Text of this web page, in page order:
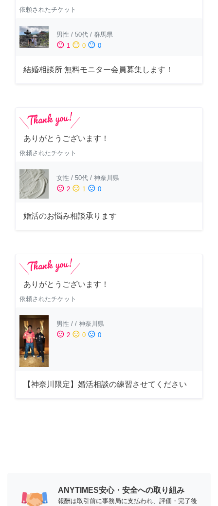
依頼されたチケット
男性 / 50代 / 群馬県
sentiment_satisfied 1 sentiment_neutral 0 sentiment_dissatisfied 0
結婚相談所 無料モニター会員募集します！
ありがとうございます！
依頼されたチケット
女性 / 50代 / 神奈川県
sentiment_satisfied 2 sentiment_neutral 1 sentiment_dissatisfied 0
婚活のお悩み相談承ります
ありがとうございます！
依頼されたチケット
男性 / / 神奈川県
sentiment_satisfied 2 sentiment_neutral 0 sentiment_dissatisfied 0
【神奈川限定】婚活相談の練習させてください
ANYTIMES安心・安全への取り組み
報酬は取引前に事務局に支払われ、評価・完了後